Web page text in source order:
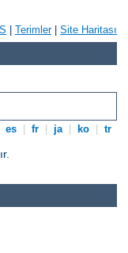
Terimler| Site Haritası
es fr ja ko tr